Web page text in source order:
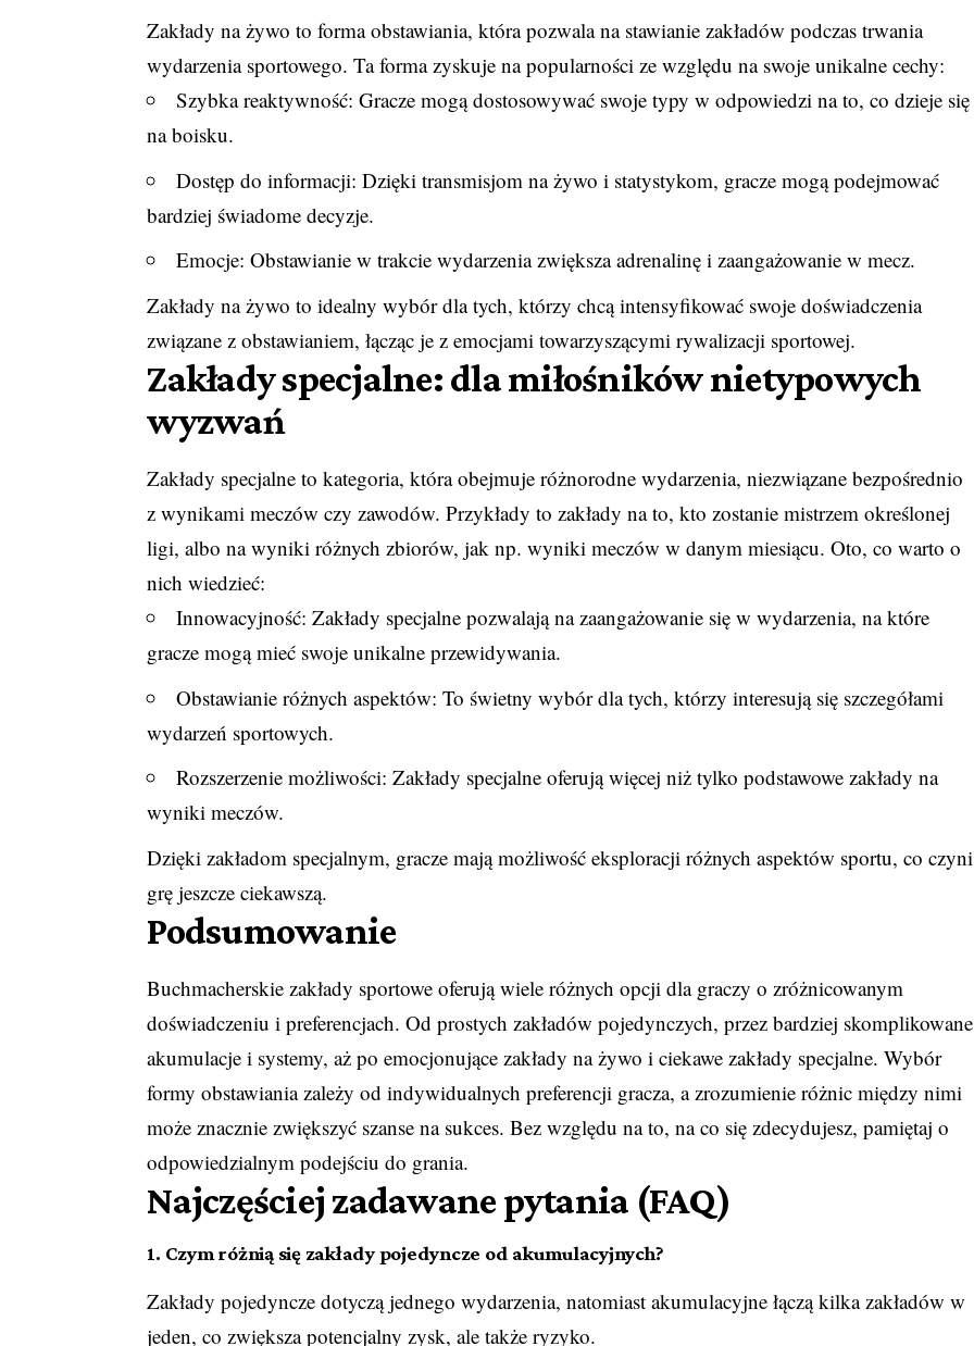
Zakłady na żywo to forma obstawiania, która pozwala na stawianie zakładów podczas trwania
wydarzenia sportowego. Ta forma zyskuje na popularności ze względu na swoje unikalne cechy:
Szybka reaktywność: Gracze mogą dostosowywać swoje typy w odpowiedzi na to, co dzieje się
na boisku.
Dostęp do informacji: Dzięki transmisjom na żywo i statystykom, gracze mogą podejmować
bardziej świadome decyzje.
Emocje: Obstawianie w trakcie wydarzenia zwiększa adrenalinę i zaangażowanie w mecz.
Zakłady na żywo to idealny wybór dla tych, którzy chcą intensyfikować swoje doświadczenia
związane z obstawianiem, łącząc je z emocjami towarzyszącymi rywalizacji sportowej.
Zakłady specjalne: dla miłośników nietypowych
wyzwań
Zakłady specjalne to kategoria, która obejmuje różnorodne wydarzenia, niezwiązane bezpośrednio
z wynikami meczów czy zawodów. Przykłady to zakłady na to, kto zostanie mistrzem określonej
ligi, albo na wyniki różnych zbiorów, jak np. wyniki meczów w danym miesiącu. Oto, co warto o
nich wiedzieć:
Innowacyjność: Zakłady specjalne pozwalają na zaangażowanie się w wydarzenia, na które
gracze mogą mieć swoje unikalne przewidywania.
Obstawianie różnych aspektów: To świetny wybór dla tych, którzy interesują się szczegółami
wydarzeń sportowych.
Rozszerzenie możliwości: Zakłady specjalne oferują więcej niż tylko podstawowe zakłady na
wyniki meczów.
Dzięki zakładom specjalnym, gracze mają możliwość eksploracji różnych aspektów sportu, co czyni
grę jeszcze ciekawszą.
Podsumowanie
Buchmacherskie zakłady sportowe oferują wiele różnych opcji dla graczy o zróżnicowanym
doświadczeniu i preferencjach. Od prostych zakładów pojedynczych, przez bardziej skomplikowane
akumulacje i systemy, aż po emocjonujące zakłady na żywo i ciekawe zakłady specjalne. Wybór
formy obstawiania zależy od indywidualnych preferencji gracza, a zrozumienie różnic między nimi
może znacznie zwiększyć szanse na sukces. Bez względu na to, na co się zdecydujesz, pamiętaj o
odpowiedzialnym podejściu do grania.
Najczęściej zadawane pytania (FAQ)
1. Czym różnią się zakłady pojedyncze od akumulacyjnych?
Zakłady pojedyncze dotyczą jednego wydarzenia, natomiast akumulacyjne łączą kilka zakładów w
jeden, co zwiększa potencjalny zysk, ale także ryzyko.